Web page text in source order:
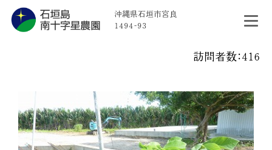
沖縄県石垣市宮良
1494-93
訪問者数：416